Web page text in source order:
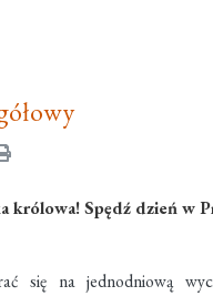
królowa! Spędź dzień w
się na jednodniową